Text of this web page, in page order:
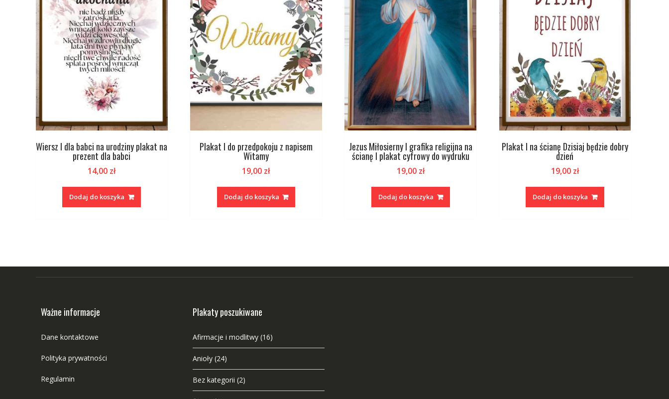
Wiersz I dla babci na urodziny plakat na
prezent dla babci
14,00 zł
Dodaj do koszyka
Plakat I do przedpokoju z napisem
Witamy
19,00 zł
Dodaj do koszyka
Jezus Miłosierny I grafika religijna na
ścianę I plakat cyfrowy do wydruku
19,00 zł
Dodaj do koszyka
Plakat I na ścianę Dzisiaj będzie dobry
dzień
19,00 zł
Dodaj do koszyka
Ważne informacje
Dane kontaktowe
Polityka prywatności
Regulamin
Plakaty poszukiwane
Afirmacje i modlitwy (16)
Anioły (24)
Bez kategorii (2)